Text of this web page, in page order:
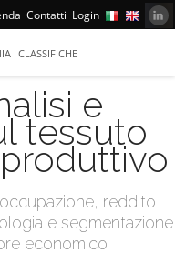
Contatti Login
CLASSIFICHE
e
tessuto
reddito
e segmentazione
economico